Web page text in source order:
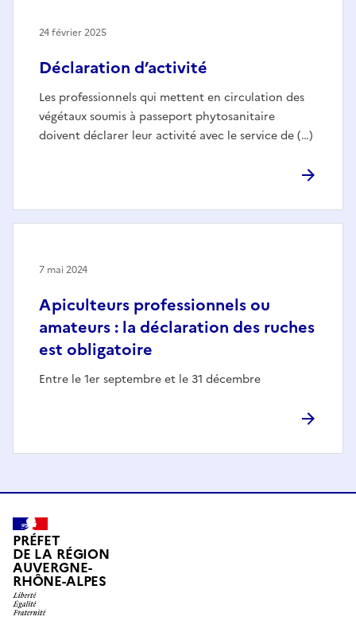
Déclaration d’activité
Les professionnels qui mettent en circulation des
végétaux soumis à passeport phytosanitaire
doivent déclarer leur activité avec le service de (…)
24 février 2025
Apiculteurs professionnels ou
amateurs : la déclaration des ruches
est obligatoire
Entre le 1er septembre et le 31 décembre
7 mai 2024
PRÉFET
DE LA RÉGION
AUVERGNE-
RHÔNE-ALPES